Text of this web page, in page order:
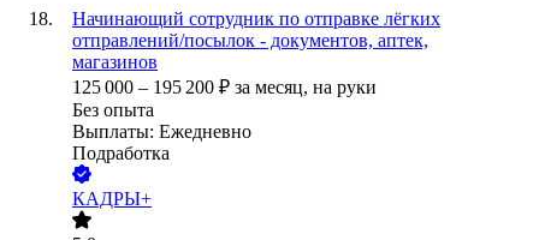
Начинающий сотрудник по отправке лёгких
отправлений/посылок - документов, аптек,
магазинов
125 000 – 195 200 ₽ за месяц, на руки
Без опыта
Выплаты: Ежедневно
Подработка
КАДРЫ+